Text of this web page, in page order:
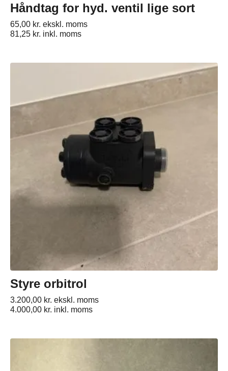
Håndtag for hyd. ventil lige sort
65,00 kr. ekskl. moms
81,25 kr. inkl. moms
Styre orbitrol
3.200,00 kr. ekskl. moms
4.000,00 kr. inkl. moms